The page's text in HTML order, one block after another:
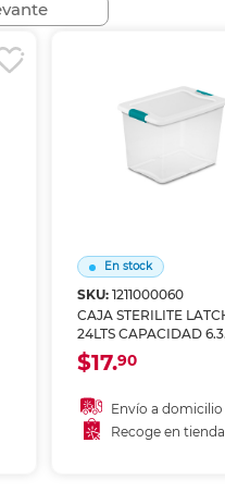
En stock
SKU: 1211000060
CAJA STERILITE
24LTS CAPACIDAD 6.3
GALONES
$17.90
Envío a domicilio
Recoge en tienda